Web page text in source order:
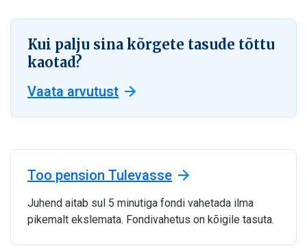
Kui palju sina kõrgete tasude tõttu
kaotad?
Vaata arvutust
Too pension Tulevasse
Juhend aitab sul 5 minutiga fondi vahetada ilma
pikemalt ekslemata. Fondivahetus on kõigile tasuta.